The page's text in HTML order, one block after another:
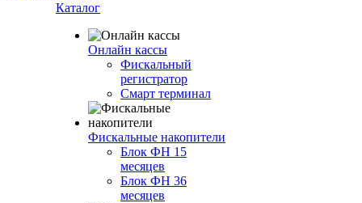
Каталог
Онлайн кассы
Фискальный
регистратор
Смарт терминал
Фискальные накопители
Блок ФН 15
месяцев
Блок ФН 36
месяцев